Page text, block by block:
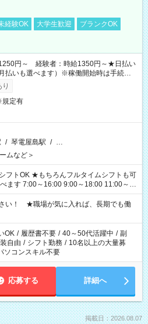
経験OK 大学生歓迎
ブランクOK
円～ 経験者：時給1350円～★日払い
払いも選べます）※稼働開始時は手続き完
ります。
定有
/ 琴電屋島駅 / …
ムなど＞
タイムシフトも可
ます 7:00～16:00 9:00～18:00 11:00～
わせ
案内できません ※法令に基づき、週20時
への加入対象となります ※労働者派遣法
止）により、短時間・短期間の就業はご
ります
い！ ★職場が気に入れば、長期でも働
OK / 履歴書不要 / 40～50代活躍中 / 副
自由 / シフト勤務 / 10名以上の大量募
ソコンスキル不要
応募する 詳細へ
掲載日：2026.08.07